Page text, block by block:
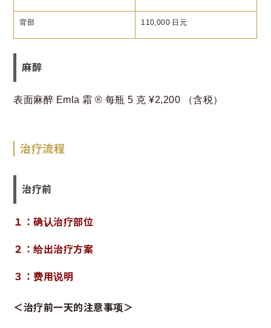
背部 110,000 日元
麻醉
表面麻醉 Emla 霜 ®️ 每瓶 5 克 ¥2,200 （含税）
治疗流程
治疗前
１：确认治疗部位
２：给出治疗方案
３：费用说明
＜治疗前一天的注意事项＞